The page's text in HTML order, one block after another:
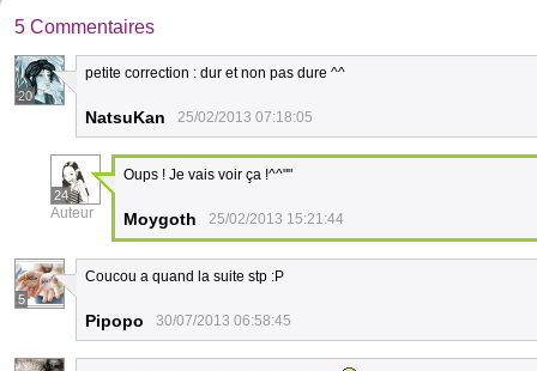
5 Commentaires
20
petite correction : dur et non pas dure ^^
NatsuKan 25/02/2013 07:18:05
24
Auteur
Oups ! Je vais voir ça !^^""
Moygoth 25/02/2013 15:21:44
5
Coucou a quand la suite stp :P
Pipopo 30/07/2013 06:58:45